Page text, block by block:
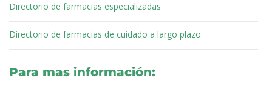
Directorio de farmacias especializadas
Directorio de farmacias de cuidado a largo plazo
Para mas información: